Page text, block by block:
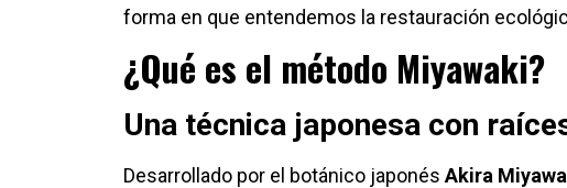
forma en que entendemos la restauración
¿Qué es el método Miyawaki?
Una técnica japonesa con
Desarrollado por el botánico japonés Akira